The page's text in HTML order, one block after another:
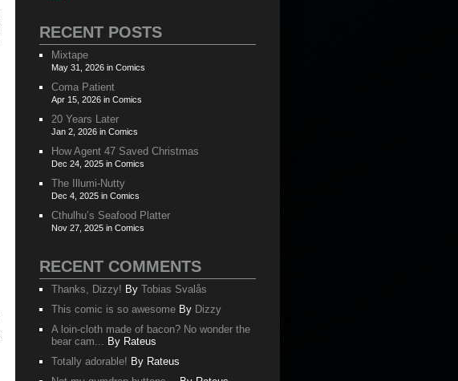
RECENT POSTS
Mixtape
May 31, 2026 in Comics
Coma Patient
Apr 15, 2026 in Comics
20 Years Later
Jan 2, 2026 in Comics
How Agent 47 Saved Christmas
Dec 24, 2025 in Comics
The Illumi-Nutty
Dec 4, 2025 in Comics
Cthulhu’s Seafood Platter
Nov 27, 2025 in Comics
RECENT COMMENTS
Thanks, Dizzy! By Tobias Svalås
This comic is so awesome By Dizzy
A loin-cloth made of bacon? No wonder the
bear cam... By Rateus
Totally adorable! By Rateus